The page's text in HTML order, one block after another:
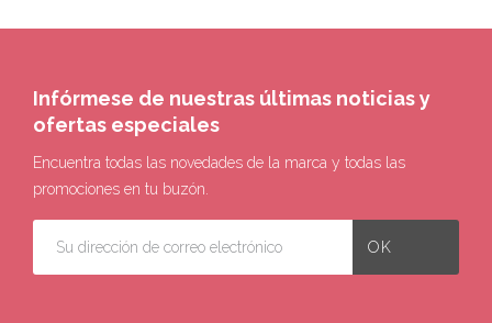
Infórmese de nuestras últimas noticias y
ofertas especiales
Encuentra todas las novedades de la marca y todas las
promociones en tu buzón.